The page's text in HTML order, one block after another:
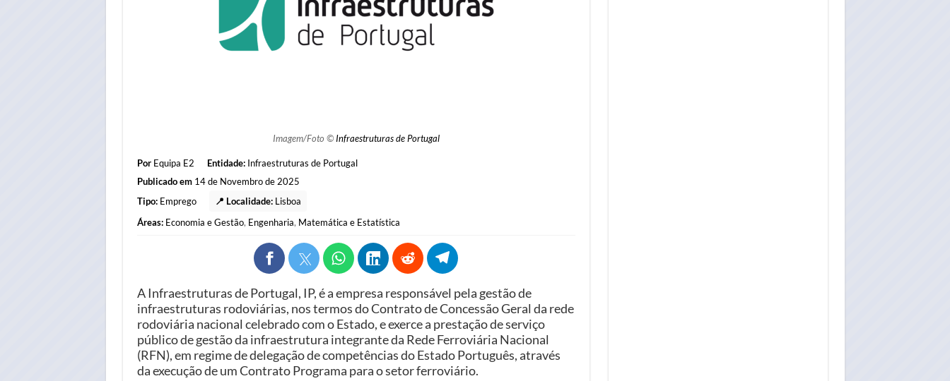
Imagem/Foto © Infraestruturas de Portugal
Por Equipa E2 Entidade: Infraestruturas de Portugal
Publicado em14 de Novembro de 2025
Tipo: Emprego 📍 Localidade: Lisboa
Áreas: Economia e Gestão, Engenharia, Matemática e Estatística
A Infraestruturas de Portugal, IP, é a empresa responsável pela gestão de
infraestruturas rodoviárias, nos termos do Contrato de Concessão Geral da rede
rodoviária nacional celebrado com o Estado, e exerce a prestação de serviço
público de gestão da infraestrutura integrante da Rede Ferroviária Nacional
(RFN), em regime de delegação de competências do Estado Português, através
da execução de um Contrato Programa para o setor ferroviário.